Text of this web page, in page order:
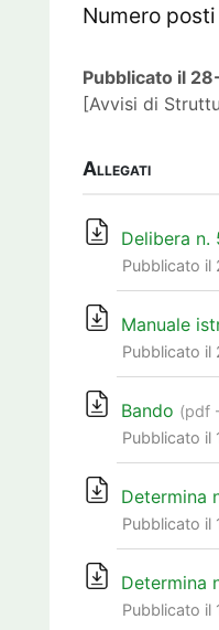
Numero
Pubblicato il
[Avvisi di
Allegati
Delibera n.
Pubblicato
Manuale
Pubblicato
Bando (pdf
Pubblicato
Determina
Pubblicato
Determina
Pubblicato